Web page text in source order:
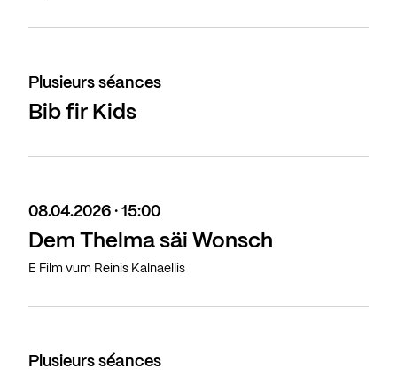
Plusieurs séances
Bib fir Kids
08.04.2026 · 15:00
Dem Thelma säi Wonsch
E Film vum Reinis Kalnaellis
Plusieurs séances